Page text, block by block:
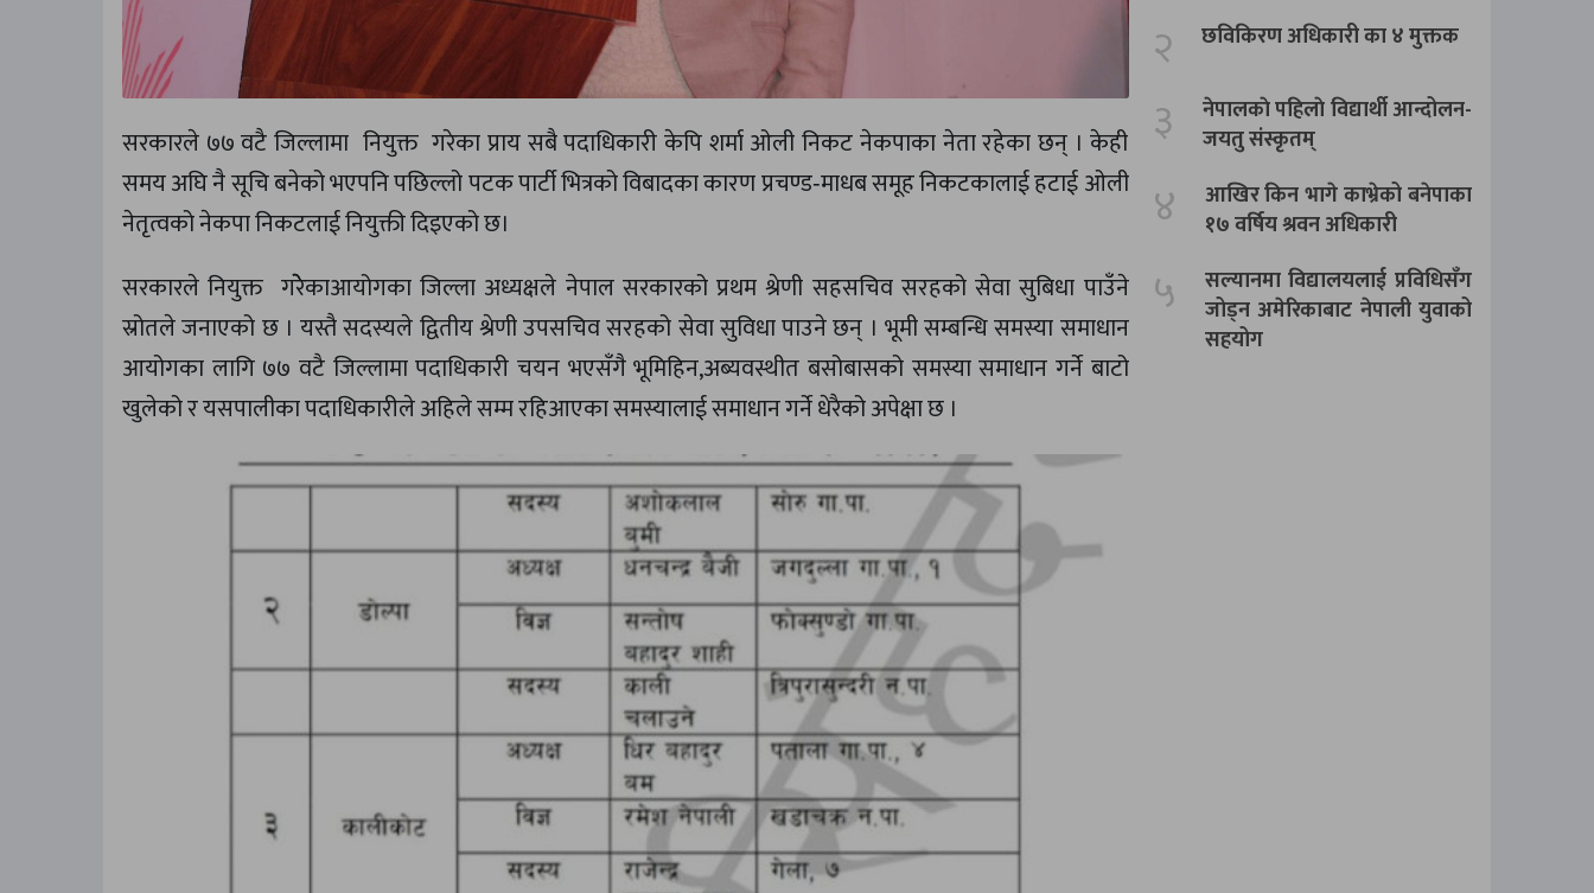
सरकारले ७७ वटै जिल्लामा नियुक्त गरेका प्राय सबै पदाधिकारी केपि शर्मा ओली निकट नेकपाका नेता रहेका छन् । केही
समय अघि नै सूचि बनेको भएपनि पछिल्लो पटक पार्टी भित्रको विबादका कारण प्रचण्ड‐माधब समूह निकटकालाई हटाई ओली
नेतृत्वको नेकपा निकटलाई नियुक्ती दिइएको छ।
सरकारले नियुक्त गरेेेकाआयोगका जिल्ला अध्यक्षले नेपाल सरकारको प्रथम श्रेणी सहसचिव सरहको सेवा सुबिधा पाउँने
स्रोतले जनाएको छ । यस्तै सदस्यले द्वितीय श्रेणी उपसचिव सरहको सेवा सुविधा पाउने छन् । भूमी सम्बन्धि समस्या समाधान
आयोगका लागि ७७ वटै जिल्लामा पदाधिकारी चयन भएसँगै भूमिहिन,अब्यवस्थीत बसोबासको समस्या समाधान गर्ने बाटो
खुलेको र यसपालीका पदाधिकारीले अहिले सम्म रहिआएका समस्यालाई समाधान गर्ने धेरैको अपेक्षा छ ।
२ छविकिरण अधिकारी का ४ मुक्तक
३
नेपालकाे पहिलाे विद्यार्थी आन्दोलन-
जयतु संस्कृतम्‌
४
आखिर किन भागे काभ्रेको बनेपाका
१७ वर्षिय श्रवन अधिकारी
५
सल्यानमा विद्यालयलाई प्रविधिसँग
जोड्न अमेरिकाबाट नेपाली युवाको
सहयोग